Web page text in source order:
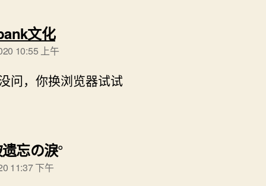
文化说：
10:55 上午
问，你换浏览器试试
忘の淚°说：
11:37 下午